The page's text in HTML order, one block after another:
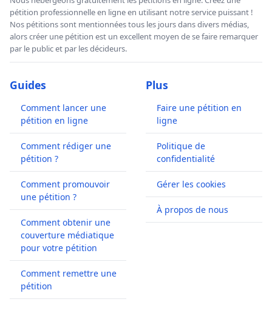
pétition professionnelle en ligne en utilisant notre service puissant !
Nos pétitions sont mentionnées tous les jours dans divers médias,
alors créer une pétition est un excellent moyen de se faire remarquer
par le public et par les décideurs.
Guides
Comment lancer une
pétition en ligne
Comment rédiger une
pétition ?
Comment promouvoir
une pétition ?
Comment obtenir une
couverture médiatique
pour votre pétition
Comment remettre une
pétition
Plus
Faire une pétition en
ligne
Politique de
confidentialité
Gérer les cookies
À propos de nous